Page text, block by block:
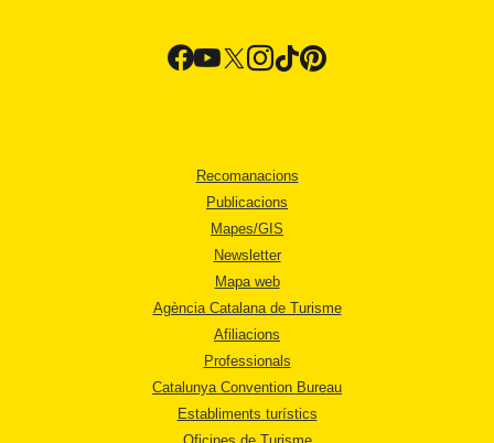
Recomanacions
Publicacions
Mapes/GIS
Newsletter
Mapa web
Agència Catalana de Turisme
Afiliacions
Professionals
Catalunya Convention Bureau
Establiments turístics